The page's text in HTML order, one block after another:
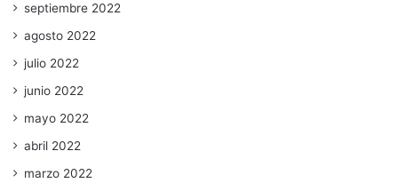
septiembre 2022
agosto 2022
julio 2022
junio 2022
mayo 2022
abril 2022
marzo 2022